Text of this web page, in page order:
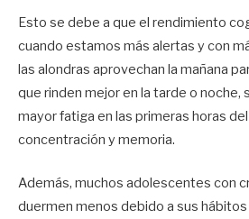
Esto se debe a que el rendimiento
cuando estamos más alertas y con
las alondras aprovechan la mañana
que rinden mejor en la tarde o noche,
mayor fatiga en las primeras horas
concentración y memoria.
Además, muchos adolescentes con
duermen menos debido a sus